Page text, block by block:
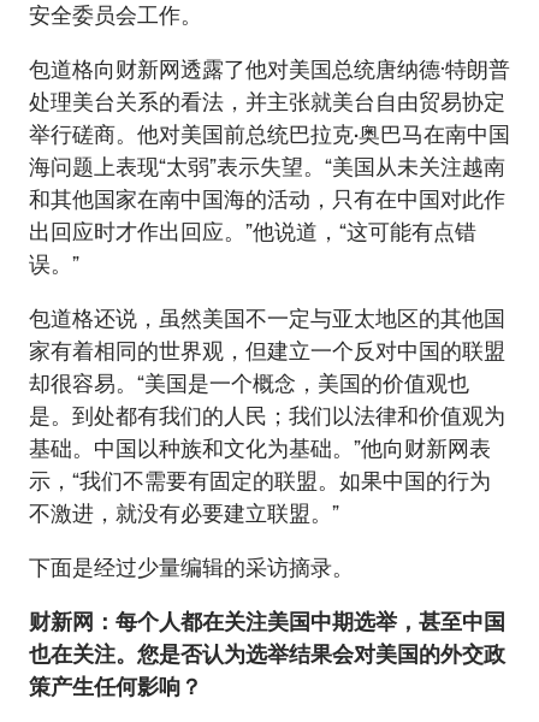
安全委员会工作。
包道格向财新网透露了他对美国总统唐纳德·特朗普
处理美台关系的看法，并主张就美台自由贸易协定
举行磋商。他对美国前总统巴拉克•奥巴马在南中国
海问题上表现“太弱”表示失望。“美国从未关注越南
和其他国家在南中国海的活动，只有在中国对此作
出回应时才作出回应。”他说道，“这可能有点错
误。”
包道格还说，虽然美国不一定与亚太地区的其他国
家有着相同的世界观，但建立一个反对中国的联盟
却很容易。“美国是一个概念，美国的价值观也
是。到处都有我们的人民；我们以法律和价值观为
基础。中国以种族和文化为基础。”他向财新网表
示，“我们不需要有固定的联盟。如果中国的行为
不激进，就没有必要建立联盟。”
下面是经过少量编辑的采访摘录。
财新网：每个人都在关注美国中期选举，甚至中国
也在关注。您是否认为选举结果会对美国的外交政
策产生任何影响？